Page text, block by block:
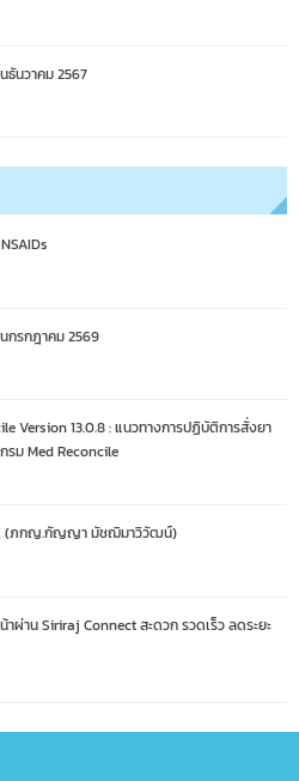
ธันวาคม 2567
กรกฎาคม 2569
Version 13.0.8 : แนวทางการปฏิบัติการสั่งยา
รม Med Reconcile
(ภกญ.กัญญา มัชฌิมาวิวัฒน์)
ผ่าน Siriraj Connect สะดวก รวดเร็ว ลดระยะ